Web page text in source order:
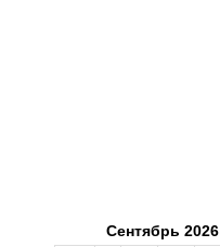
Сентябрь 2026